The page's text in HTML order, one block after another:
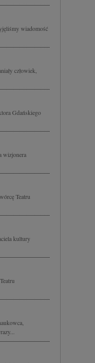
wiadomość
człowiek,
Gdańskiego
wizjonera
Teatru
kultury